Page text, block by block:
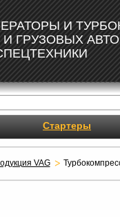
И
ГРУЗОВЫХ
Стартеры
VAG